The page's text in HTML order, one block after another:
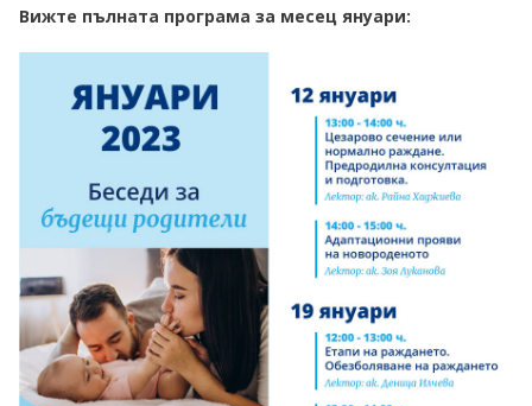
Вижте пълната програма за месец януари: